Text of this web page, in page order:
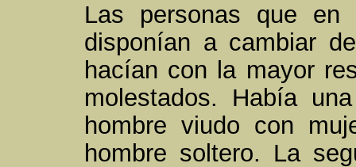
Las personas que
disponían a cambiar
hacían con la mayor
molestados. Había
hombre viudo con
hombre soltero. La